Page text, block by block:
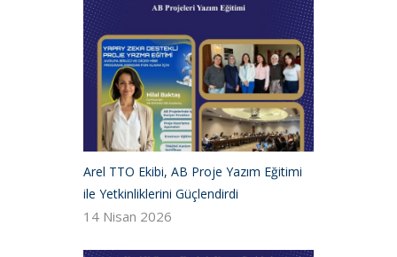
Arel TTO Ekibi, AB Proje Yazım Eğitimi
ile Yetkinliklerini Güçlendirdi
14 Nisan 2026